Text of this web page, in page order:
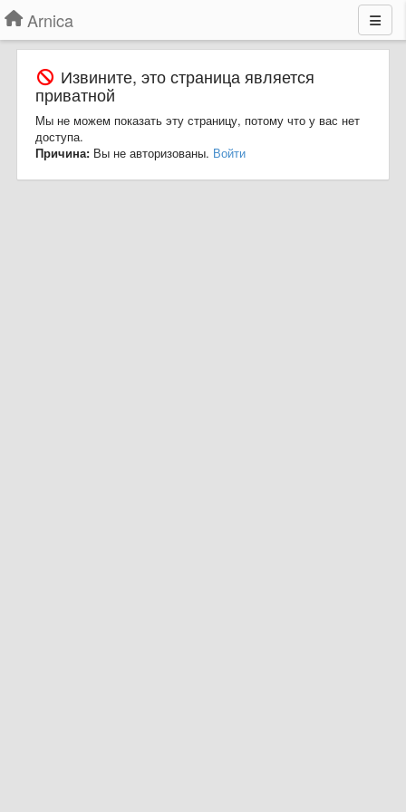
Arnica
Извините, это страница является
приватной
Мы не можем показать эту страницу, потому что у вас нет
доступа.
Причина: Вы не авторизованы. Войти